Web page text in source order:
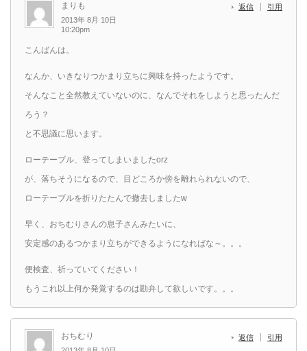
まりも
2013年 8月 10日
10:20pm
返信 引用
こんばんは。
なんか、いきなりつかまり立ちに興味を持ったようです。
そんなこと全然教えていないのに、なんでそれをしようと思ったんだ
ろう？
と不思議に思います。
ローテーブル、登ってしまいましたorz
が、落ちそうになるので、目どころか傍を離れられないので、
ローテーブルを折りたたんで撤去しましたw
早く、おちむりさんの息子さんみたいに、
安定感のあるつかまり立ちができるようになればな～。。。
便検査、祈っていてください！
もうこれ以上何か発覚するのは勘弁して欲しいです。。。
おちむり 返信 引用